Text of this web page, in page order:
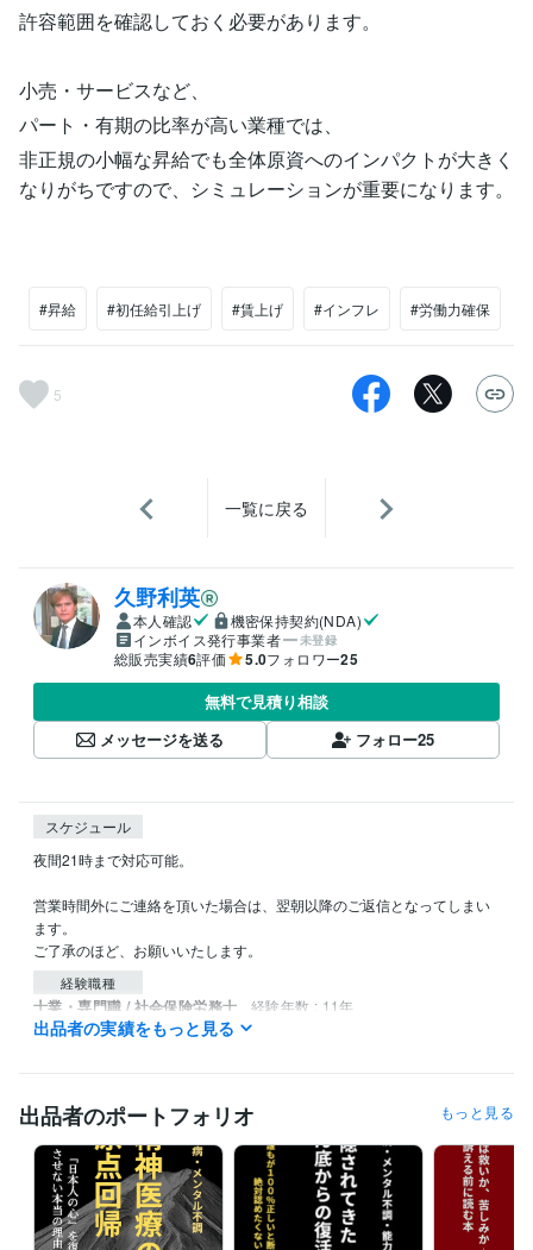
許容範囲を確認しておく必要があります。
小売・サービスなど、
パート・有期の比率が高い業種では、
非正規の小幅な昇給でも全体原資へのインパクトが大きく
なりがちですので、シミュレーションが重要になります。
#昇給 #初任給引上げ #賃上げ #インフレ #労働力確保
5
一覧に戻る
久野利英
本人確認
機密保持契約(NDA)
インボイス発行事業者
未登録
総販売実績6評価 5.0フォロワー25
無料で見積り相談
メッセージを送る
フォロー25
スケジュール
夜間21時まで対応可能。
営業時間外にご連絡を頂いた場合は、翌朝以降のご返信となってしまい
ます。
ご了承のほど、お願いいたします。
経験職種
士業・専門職 / 社会保険労務士 経験年数 : 11年
うつ病・メンタル不調　復活の定理 『心が壊れた時』に生れる パ
ド』で人生に革命を起こそう。 大谷翔平も実践するメソッド。リバ
ウンド続きの人材育成に決別。 無から有を作る！マネジメントツー
ルとして行う業務効率化
メンタル不調で職場復帰できない社員を生
み出さないための勉強会 アドラー心理学
本当のところ、過労死は何
が原因で起きるの？
うつ病・メンタル不調　隠されてきたどん底か
らの復活方法
裁判の代償　裁判は救いか、苦しみか
出品者の実績をもっと見る
出品者のポートフォリオ もっと見る